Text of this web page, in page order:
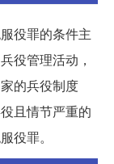
役罪的条件主
役管理活动，
的兵役制度
且情节严重的
役罪。